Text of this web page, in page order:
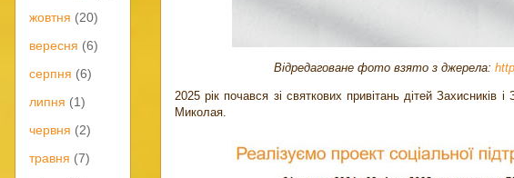
Відредаговане фото взято з джерела:
2025 рік почався зі святкових привітань дітей Захисників
Миколая.
жовтня (20)
вересня (6)
серпня (6)
липня (1)
червня (2)
травня (7)